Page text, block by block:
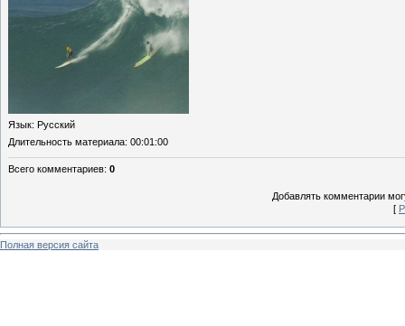
Язык: Русский
Длительность материала: 00:01:00
Всего комментариев: 0
Добавлять комментарии
[
Полная версия сайта